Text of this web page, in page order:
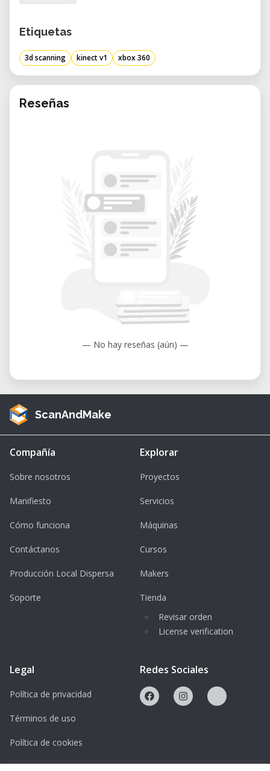
Etiquetas
3d scanning kinect v1 xbox 360
Reseñas
— No hay reseñas (aún) —
ScanAndMake
Compañía
Sobre nosotros
Manifiesto
Cómo funciona
Contáctanos
Producción Local Dispersa
Soporte
Explorar
Proyectos
Servicios
Máquinas
Cursos
Makers
Tienda
Revisar orden
License verification
Legal
Política de privacidad
Términos de uso
Política de cookies
Licencias
Redes Sociales